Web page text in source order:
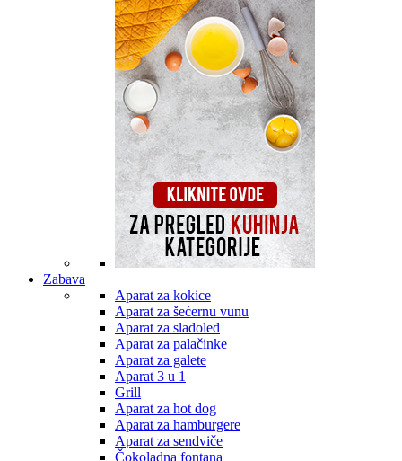
Zabava
Aparat za kokice
Aparat za šećernu vunu
Aparat za sladoled
Aparat za palačinke
Aparat za galete
Aparat 3 u 1
Grill
Aparat za hot dog
Aparat za hamburgere
Aparat za sendviče
Čokoladna fontana